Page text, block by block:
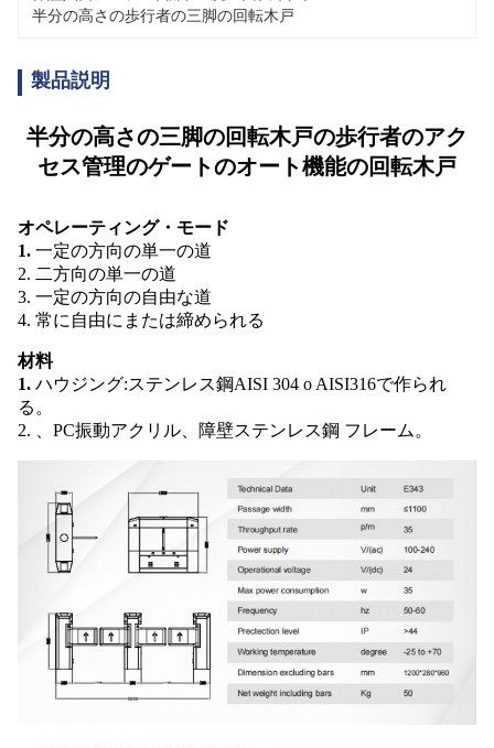
半分の高さの歩行者の三脚の回転木戸
製品説明
半分の高さの三脚の回転木戸の歩行者のアク
セス管理のゲートのオート機能の回転木戸
オペレーティング・モード
1. 一定の方向の単一の道
2. 二方向の単一の道
3. 一定の方向の自由な道
4. 常に自由にまたは締められる
材料
1. ハウジング:ステンレス鋼AISI 304 o AISI316で作られ
る。
2. 、PC振動アクリル、障壁ステンレス鋼 フレーム。